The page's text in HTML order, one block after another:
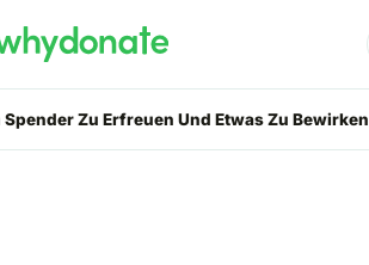
Zu Erfreuen Und Etwas Zu Bewirken